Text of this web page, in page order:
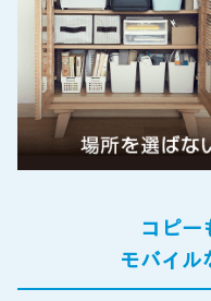
コピー
モバイル